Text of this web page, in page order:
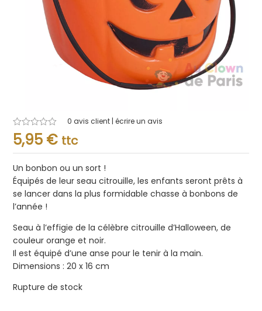
Note
0.001
sur
0 avis client | écrire un avis
5,95 € ttc
Un bonbon ou un sort !
Équipés de leur seau citrouille, les enfants seront prêts à
se lancer dans la plus formidable chasse à bonbons de
l’année !
Seau à l’effigie de la célèbre citrouille d’Halloween, de
couleur orange et noir.
Il est équipé d’une anse pour le tenir à la main.
Dimensions : 20 x 16 cm
Rupture de stock